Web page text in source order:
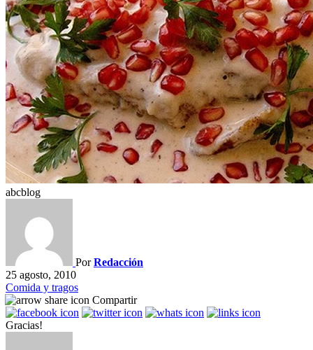
abcblog
PorRedacción
25 agosto, 2010
Comida y tragos
Compartir
Gracias!